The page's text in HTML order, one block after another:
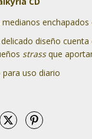
medianos enchapados
delicado diseño cuenta
strassque
para uso diario